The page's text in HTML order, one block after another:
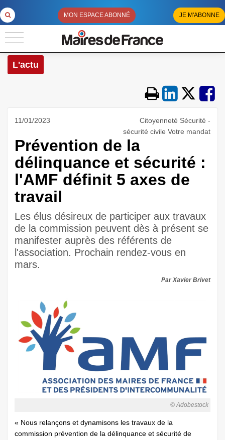
MON ESPACE ABONNÉ JE M'ABONNE
L'actu
11/01/2023
Citoyenneté Sécurité -
sécurité civile Votre mandat
Prévention de la
délinquance et sécurité :
l'AMF définit 5 axes de
travail
Les élus désireux de participer aux travaux
de la commission peuvent dès à présent se
manifester auprès des référents de
l'association. Prochain rendez-vous en
mars.
Par Xavier Brivet
© Adobestock
« Nous relançons et dynamisons les travaux de la
commission prévention de la délinquance et sécurité de